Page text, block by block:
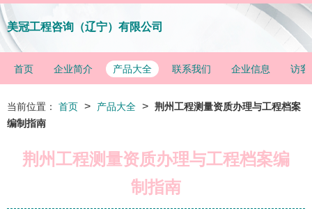
美冠工程咨询（辽宁）有限公司
首页 企业简介 产品大全 联系我们 企业信息 访客
当前位置： 首页 > 产品大全 > 荆州工程测量资质办理与工程档案
编制指南
荆州工程测量资质办理与工程档案编
制指南